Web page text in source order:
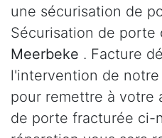
une sécurisation de
Sécurisation de
Meerbeke . Facture
l'intervention de
pour remettre à votre
de porte fracturée ci-